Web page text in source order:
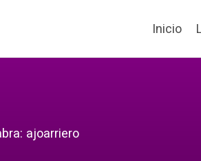
Inicio
ajoarriero